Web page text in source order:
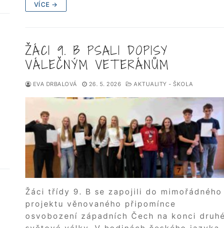
VÍCE →
ŽÁCI 9. B PSALI DOPISY
VÁLEČNÝM VETERÁNŮM
EVA DRBALOVÁ 26. 5. 2026 AKTUALITY - ŠKOLA
Žáci třídy 9. B se zapojili do mimořádného
projektu věnovaného připomínce
osvobození západních Čech na konci druhé